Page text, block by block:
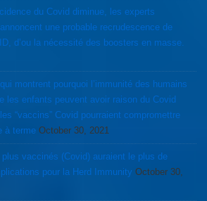
du Covid diminue, les experts
une probable recrudescence de
d’ou la nécessité des boosters en masse.
montrent pourquoi l’immunité des humains
les enfants peuvent avoir raison du Covid
“vaccins” Covid pourraient compromettre
à terme October 30, 2021
vaccinés (Covid) auraient le plus de
pour la Herd Immunity October 30,